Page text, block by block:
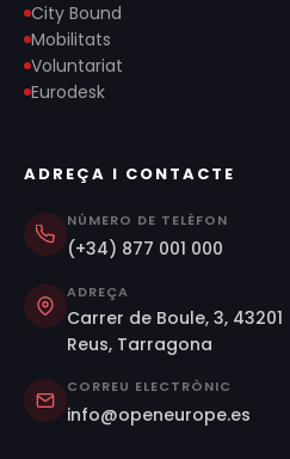
City Bound
Mobilitats
Voluntariat
Eurodesk
ADREÇA I CONTACTE
NÚMERO DE TELÈFON
(+34) 877 001 000
ADREÇA
Carrer de Boule, 3, 43201
Reus, Tarragona
CORREU ELECTRÒNIC
info@openeurope.es